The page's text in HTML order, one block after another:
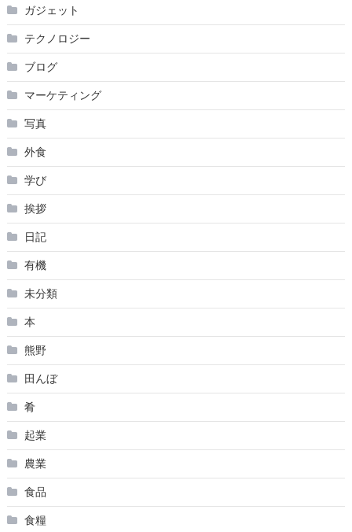
ガジェット
テクノロジー
ブログ
マーケティング
写真
外食
学び
挨拶
日記
有機
未分類
本
熊野
田んぼ
肴
起業
農業
食品
食糧